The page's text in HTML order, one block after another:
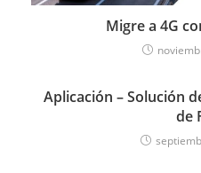
Migre a 4G
Aplicación – Solución
de